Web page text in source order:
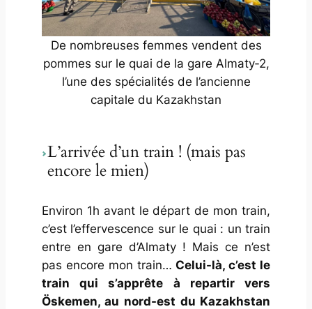
De nombreuses femmes vendent des
pommes sur le quai de la gare Almaty‑2,
l’une des spécialités de l’ancienne
capitale du Kazakhstan
L’arrivée d’un train ! (mais pas
encore le mien)
Environ 1h avant le départ de mon train,
c’est l’effervescence sur le quai : un train
entre en gare d’Almaty ! Mais ce n’est
pas encore mon train…Celui-là, c’est le
train qui s’apprête à repartir vers
Öskemen, au nord-est du Kazakhstan